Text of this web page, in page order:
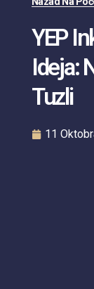
YEP
Ideja:
Tuzli
11